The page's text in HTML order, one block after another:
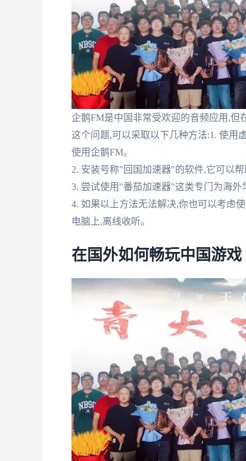
企鹅FM是中国非常受欢迎的音频应用,但
这个问题,可以采取以下几种方法:1. 使用
使用企鹅FM。
2. 安装号称"回国加速器"的软件,它可以
3. 尝试使用"番茄加速器"这类专门为海外
4. 如果以上方法无法解决,你也可以考虑
电脑上,离线收听。
在国外如何畅玩中国游戏